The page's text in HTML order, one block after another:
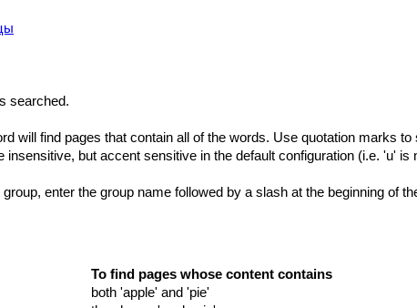
searched.
will find pages that contain all of the words. Use quotation marks
but accent sensitive in the default configuration (i.e. 'u' is
enter the group name followed by a slash at the beginning of
To find pages whose content contains
both 'apple' and 'pie'